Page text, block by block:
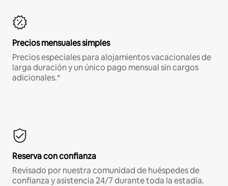
Precios mensuales simples
Precios especiales para alojamientos vacacionales de
larga duración y un único pago mensual sin cargos
adicionales.*
Reserva con confianza
Revisado por nuestra comunidad de huéspedes de
confianza y asistencia 24/7 durante toda la estadía.